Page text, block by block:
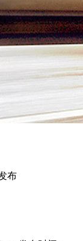
布